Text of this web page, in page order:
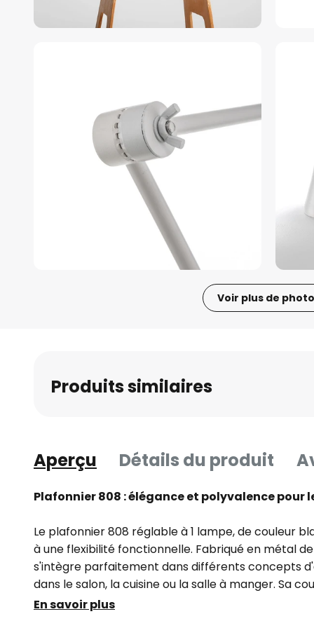
Voir plus de
Produits similaires
Aperçu Détails du produit
Plafonnier 808 : élégance et polyvalence pour
Le plafonnier 808 réglable à 1 lampe, de couleur
à une flexibilité fonctionnelle. Fabriqué en métal
s'intègre parfaitement dans différents concepts
dans le salon, la cuisine ou la salle à manger. Sa
son élégance intemporelle et assure une
En savoir plus